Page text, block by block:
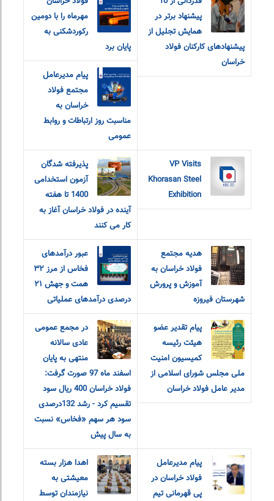
پیشنهاد برتر در
همایش تجلیل از
پیشنهادهای کارکنان فولاد
خراسان
مهرماه را با دومین
رکوردشکنی به
پایان برد
پیام مدیرعامل
مجتمع فولاد
خراسان به
مناسبت روز ارتباطات و روابط
عمومی
VP Visits
Khorasan Steel
Exhibition
پذیرفته شدگان
آزمون استخدامی
1400 تا هفته
آینده در فولاد خراسان آغاز به
کار می کنند
هدیه مجتمع
فولاد خراسان به
آموزش و پرورش
شهرستان فیروزه
عبور درآمدهای
فخاس از مرز ۳۲
همت و جهش ۲۱
درصدی درآمدهای عملیاتی
پیام تقدیر عضو
هیئت رئیسه
کمیسیون امنیت
ملی مجلس شورای اسلامی از
مدیر عامل فولاد خراسان
در مجمع عمومی
عادی سالانه
منتهی به پایان
اسفند ماه 97 صورت گرفت:
فولاد خراسان 400 ریال سود
تقسیم کرد - رشد 132درصدی
سود هر سهم «فخاس» نسبت
به سال پیش
پیام مدیرعامل
فولاد خراسان در
پی قهرمانی تیم
اهدا هزار بسته
معیشتی به
نیازمندان توسط